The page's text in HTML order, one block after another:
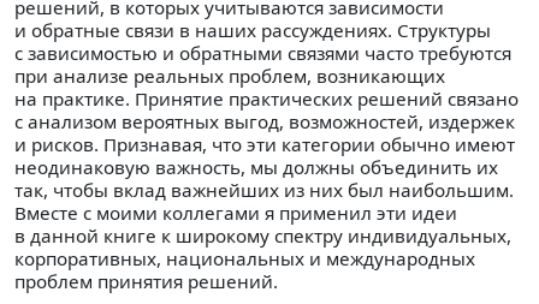
решений, в которых учитываются зависимости
и обратные связи в наших рассуждениях. Структуры
с зависимостью и обратными связями часто требуются
при анализе реальных проблем, возникающих
на практике. Принятие практических решений связано
с анализом вероятных выгод, возможностей, издержек
и рисков. Признавая, что эти категории обычно имеют
неодинаковую важность, мы должны объединить их
так, чтобы вклад важнейших из них был наибольшим.
Вместе с моими коллегами я применил эти идеи
в данной книге к широкому спектру индивидуальных,
корпоративных, национальных и международных
проблем принятия решений.